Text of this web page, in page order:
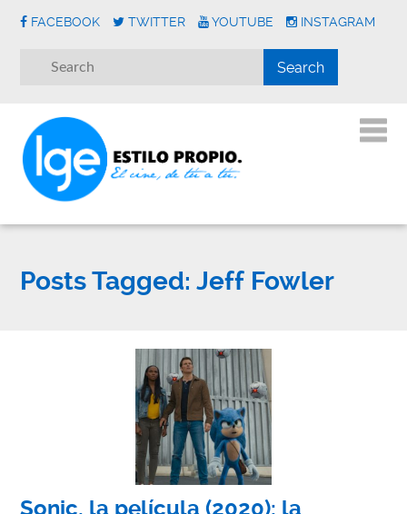
FACEBOOK TWITTER YOUTUBE INSTAGRAM
Posts Tagged: Jeff Fowler
Sonic, la película (2020): la